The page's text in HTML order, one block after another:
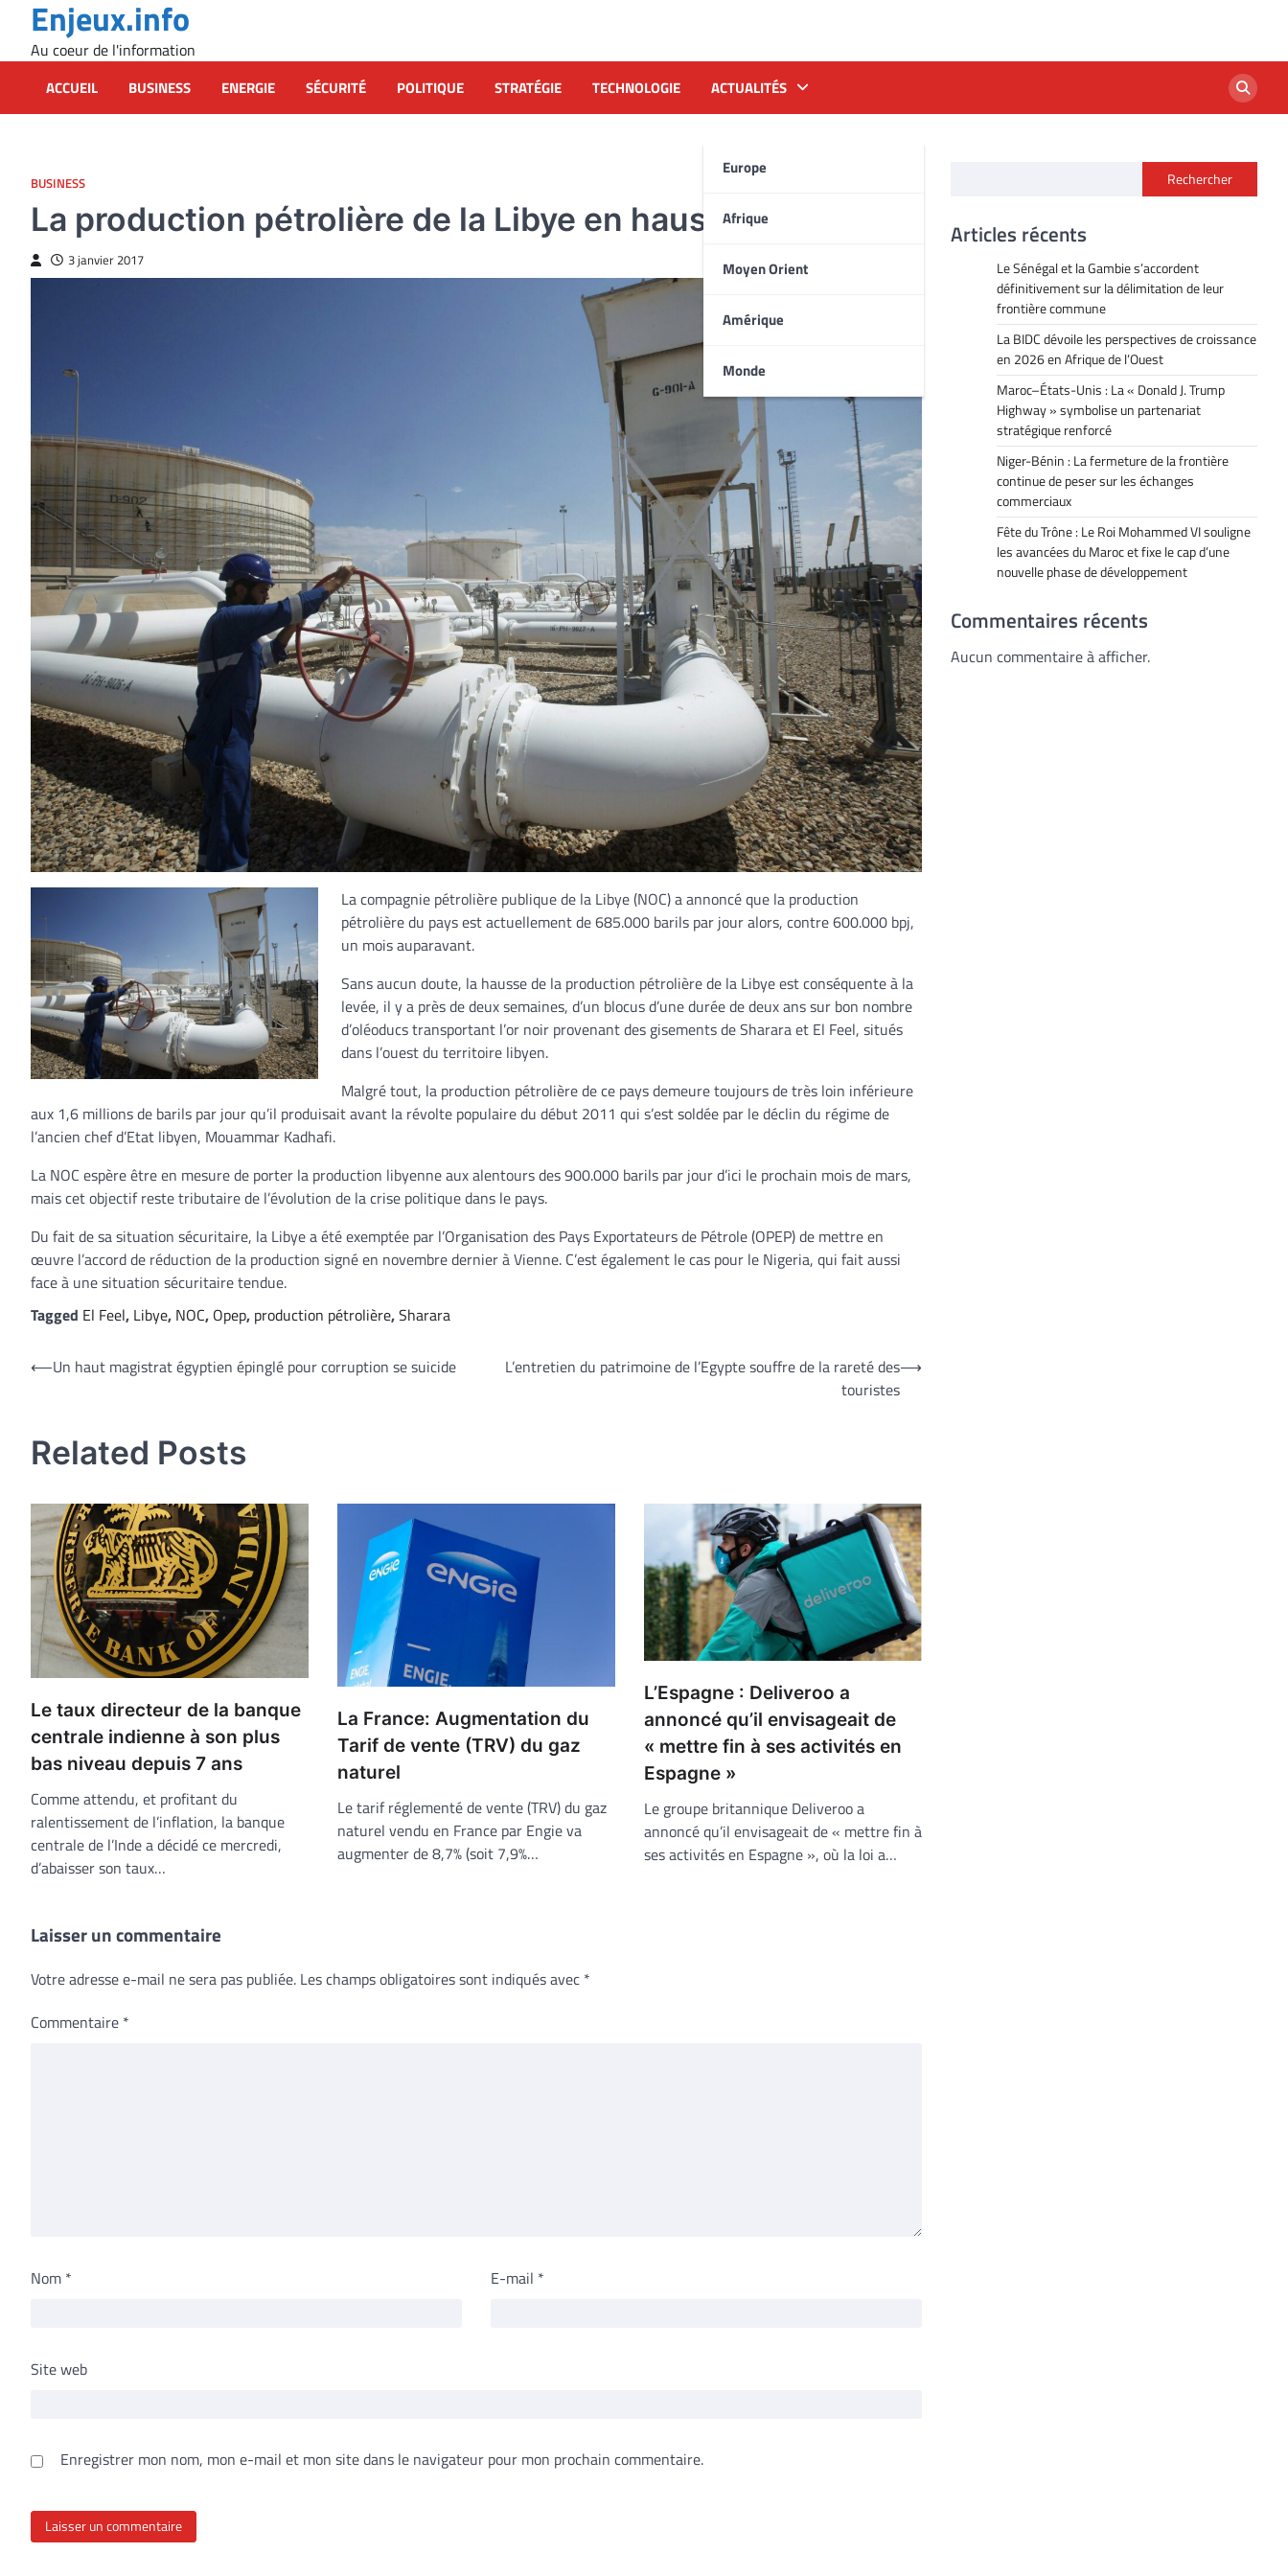
content
Enjeux.info
Au coeur de l'information
ACCUEIL BUSINESS ENERGIE SÉCURITÉ POLITIQUE STRATÉGIE TECHNOLOGIE ACTUALITÉS
Europe
Afrique
Moyen Orient
Amérique
Monde
BUSINESS
La production pétrolière de la Libye en hausse
3 janvier 2017
La compagnie pétrolière publique de la Libye (NOC) a annoncé que la production
pétrolière du pays est actuellement de 685.000 barils par jour alors, contre 600.000 bpj,
un mois auparavant.
Sans aucun doute, la hausse de la production pétrolière de la Libye est conséquente à la
levée, il y a près de deux semaines, d’un blocus d’une durée de deux ans sur bon nombre
d’oléoducs transportant l’or noir provenant des gisements de Sharara et El Feel, situés
dans l’ouest du territoire libyen.
Malgré tout, la production pétrolière de ce pays demeure toujours de très loin inférieure
aux 1,6 millions de barils par jour qu’il produisait avant la révolte populaire du début 2011 qui s’est soldée par le déclin du régime de
l’ancien chef d’Etat libyen, Mouammar Kadhafi.
La NOC espère être en mesure de porter la production libyenne aux alentours des 900.000 barils par jour d’ici le prochain mois de mars,
mais cet objectif reste tributaire de l’évolution de la crise politique dans le pays.
Du fait de sa situation sécuritaire, la Libye a été exemptée par l’Organisation des Pays Exportateurs de Pétrole (OPEP) de mettre en
œuvre l’accord de réduction de la production signé en novembre dernier à Vienne. C’est également le cas pour le Nigeria, qui fait aussi
face à une situation sécuritaire tendue.
Tagged El Feel, Libye, NOC, Opep, production pétrolière,Sharara
Navigation
⟵Un haut magistrat égyptien épinglé pour corruption se suicide
L’entretien du patrimoine de l’Egypte souffre de la rareté des
touristes
⟶
Related Posts
Le taux directeur de la banque
centrale indienne à son plus
bas niveau depuis 7 ans
Comme attendu, et profitant du
ralentissement de l’inflation, la banque
centrale de l’Inde a décidé ce mercredi,
d’abaisser son taux…
La France: Augmentation du
Tarif de vente (TRV) du gaz
naturel
Le tarif réglementé de vente (TRV) du gaz
naturel vendu en France par Engie va
augmenter de 8,7% (soit 7,9%…
L’Espagne : Deliveroo a
annoncé qu’il envisageait de
« mettre fin à ses activités en
Espagne »
Le groupe britannique Deliveroo a
annoncé qu’il envisageait de « mettre fin à
ses activités en Espagne », où la loi a…
Laisser un commentaire
Votre adresse e-mail ne sera pas publiée. Les champs obligatoires sont indiqués avec *
Commentaire *
Nom * E-mail *
Site web
Enregistrer mon nom, mon e-mail et mon site dans le navigateur pour mon prochain commentaire.
Rechercher
Articles récents
Le Sénégal et la Gambie s’accordent
définitivement sur la délimitation de leur
frontière commune
La BIDC dévoile les perspectives de croissance
en 2026 en Afrique de l’Ouest
Maroc–États-Unis : La « Donald J. Trump
Highway » symbolise un partenariat
stratégique renforcé
Niger-Bénin : La fermeture de la frontière
continue de peser sur les échanges
commerciaux
Fête du Trône : Le Roi Mohammed VI souligne
les avancées du Maroc et fixe le cap d’une
nouvelle phase de développement
Commentaires récents
Aucun commentaire à afficher.